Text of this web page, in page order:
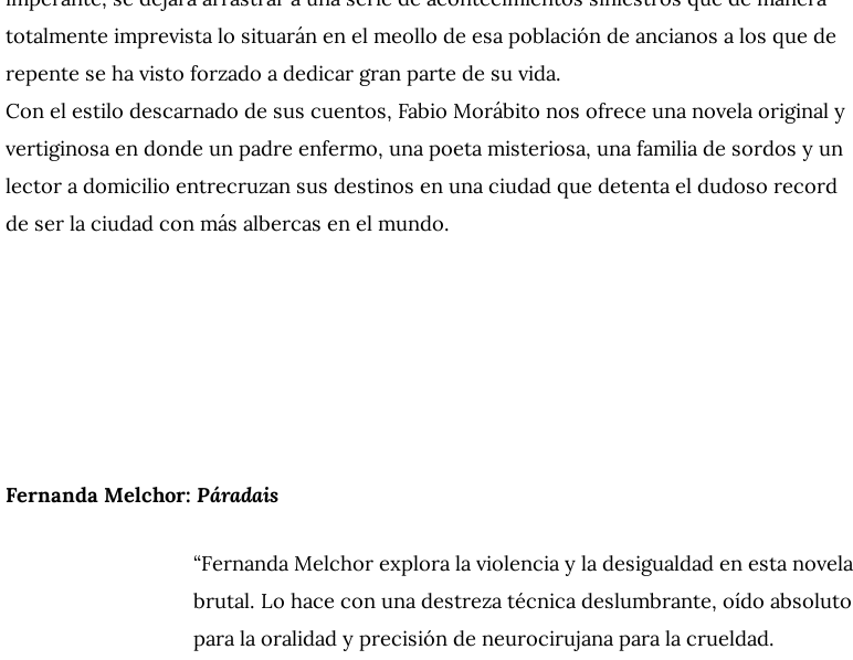
totalmente imprevista lo situarán en el meollo de esa población de ancianos a los que de
repente se ha visto forzado a dedicar gran parte de su vida.
Con el estilo descarnado de sus cuentos, Fabio Morábito nos ofrece una novela original y
vertiginosa en donde un padre enfermo, una poeta misteriosa, una familia de sordos y un
lector a domicilio entrecruzan sus destinos en una ciudad que detenta el dudoso record
de ser la ciudad con más albercas en el mundo.
Fernanda Melchor: Páradais
“Fernanda Melchor explora la violencia y la desigualdad en esta novela
brutal. Lo hace con una destreza técnica deslumbrante, oído absoluto
para la oralidad y precisión de neurocirujana para la crueldad.